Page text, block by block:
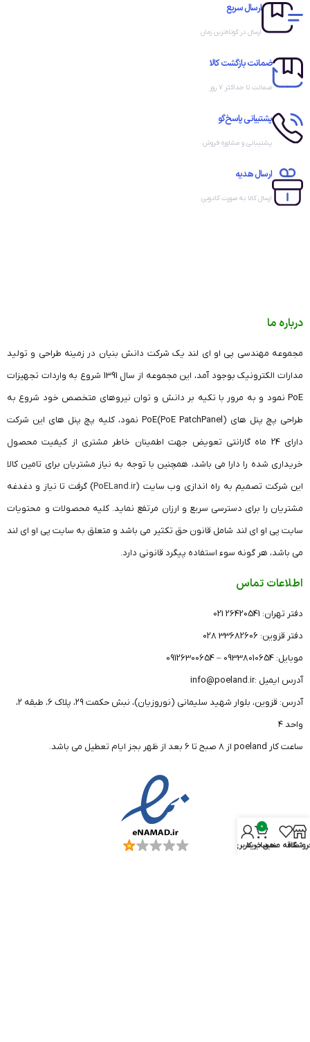
ارسال سریع
ارسال در کوتاه‌ترین زمان
ضمانت بازگشت کالا
ضمانت تا حداکثر ۷ روز
پشتیبانی پاسخ‌گو
پشتیبانی و مشاوره فروش
ارسال هدیه
ارسال کالا به صورت کادویی
درباره ما
مجموعه مهندسی پی او ای لند یک شرکت دانش بنیان در زمینه طراحی و تولید
مدارات الکترونیک بوجود آمد، این مجموعه از سال 1391 شروع به واردات تجهیزات
PoE نمود و به مرور با تکیه بر دانش و توان نیروهای متخصص خود شروع به
طراحی پچ پنل های (PoE PatchPanel)PoE نمود، کلیه پچ پنل های این شرکت
دارای 24 ماه گارانتی تعویض جهت اطمینان خاطر مشتری از کیفیت محصول
خریداری شده را دارا می باشد، همچنین با توجه به نیاز مشتریان برای تامین کالا
این شرکت تصمیم به راه اندازی وب سایت (PoELand.ir) گرفت تا نیاز و دغدغه
مشتریان را برای دسترسی سریع و ارزان مرتفع نماید. کلیه محصولات و محتویات
سایت پی او ای لند شامل قانون حق تکثیر می باشد و متعلق به سایت پی او ای لند
می باشد، هر گونه سوء استفاده پیگرد قانونی دارد.
اطلاعات تماس
دفتر تهران: 26420541 021
دفتر قزوین: 33682606 028
موبایل: 09338010654 – 09126300654
آدرس ایمیل :info@poeland.ir
آدرس: قزوین، بلوار شهید سلیمانی (نوروزیان)، نبش حکمت ۲۹، پلاک ۶، طبقه ۲،
واحد ۴
ساعت کار poeland از 8 صبح تا 6 بعد از ظهر بجز ایام تعطیل می باشد.
علاقه مندی
0
سبد خرید
حساب کاربری من